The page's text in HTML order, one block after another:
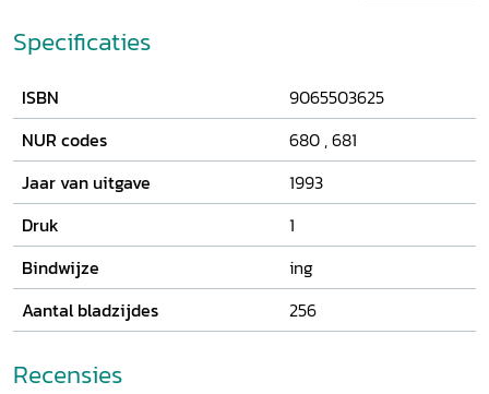
van de auteur voor deze opmerkelijke achttiende-eeuwer
gewekt. Allereerst bleek op biografisch terrein het een en
literatuur was bericht over de Perpechonder. Het spoor van
de familie leidde terug naar het middeleeuwse Frankrijk en
het Zeeland van de Gouden Eeuw. Het leidde vooruit naar
het negentiende-eeuwse Pruisen en eindigde
miraculeuzerwijze in Oldenburg, waar een verre nazaat de
Gartentor-Apotheke bleek te beheren. Het onderzoek was
echter niet in de eerste plaats gericht op Perponchers
biografie, maar op zijn literair-theoretische standpunten.
Zijn oeuvre bestaat uit ruim 100 gepubliceerde boeken op
literair, theologisch, ethisch en pedagogisch gebied.
Specificaties
ISBN
9065503625
NUR codes
680 ,681
Jaar van uitgave
1993
Druk
1
Bindwijze
ing
Aantal bladzijdes
256
Recensies